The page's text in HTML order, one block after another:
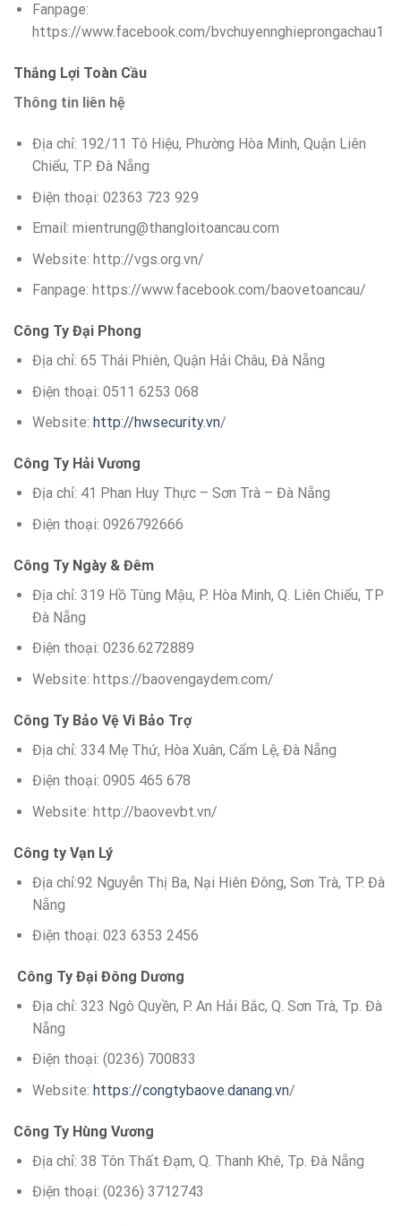
Fanpage:
https://www.facebook.com/bvchuyennghieprongachau1
Thắng Lợi Toàn Cầu
Thông tin liên hệ
Địa chỉ: 192/11 Tô Hiệu, Phường Hòa Minh, Quận Liên
Chiểu, TP. Đà Nẵng
Điện thoại: 02363 723 929
Email: mientrung@thangloitoancau.com
Website: http://vgs.org.vn/
Fanpage: https://www.facebook.com/baovetoancau/
Công Ty Đại Phong
Địa chỉ: 65 Thái Phiên, Quận Hải Châu, Đà Nẵng
Điện thoại: 0511 6253 068
Website: http://hwsecurity.vn/
Công Ty Hải Vương
Địa chỉ: 41 Phan Huy Thực – Sơn Trà – Đà Nẵng
Điện thoại: 0926792666
Công Ty Ngày & Đêm
Địa chỉ: 319 Hồ Tùng Mậu, P. Hòa Minh, Q. Liên Chiểu, TP
Đà Nẵng
Điện thoại: 0236.6272889
Website: https://baovengaydem.com/
Công Ty Bảo Vệ Vi Bảo Trợ
Địa chỉ: 334 Mẹ Thứ, Hòa Xuân, Cẩm Lệ, Đà Nẵng
Điện thoại: 0905 465 678
Website: http://baovevbt.vn/
Công ty Vạn Lý
Địa chỉ:92 Nguyễn Thị Ba, Nại Hiên Đông, Sơn Trà, TP. Đà
Nẵng
Điện thoại: 023 6353 2456
Công Ty Đại Đông Dương
Địa chỉ: 323 Ngô Quyền, P. An Hải Bắc, Q. Sơn Trà, Tp. Đà
Nẵng
Điện thoại: (0236) 700833
Website: https://congtybaove.danang.vn/
Công Ty Hùng Vương
Địa chỉ: 38 Tôn Thất Đạm, Q. Thanh Khê, Tp. Đà Nẵng
Điện thoại: (0236) 3712743